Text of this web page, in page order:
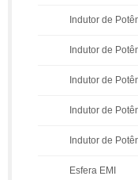
Indutor de
Indutor de
Indutor de
Indutor de
Indutor de
Esfera EMI